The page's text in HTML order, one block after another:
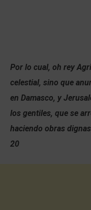
Por lo cual, oh rey
celestial, sino que
en Damasco, y
los gentiles, que se
haciendo obras
20